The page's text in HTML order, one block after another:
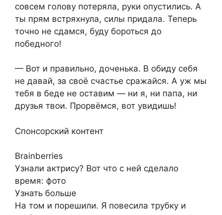
совсем голову потеряла, руки опустились. А
ты прям встряхнула, силы придала. Теперь
точно не сдамся, буду бороться до
победного!
— Вот и правильно, доченька. В обиду себя
не давай, за своё счастье сражайся. А уж мы
тебя в беде не оставим — ни я, ни папа, ни
друзья твои. Прорвёмся, вот увидишь!
Спонсорский контент
Brainberries
Узнали актрису? Вот что с ней сделало
время: фото
Узнать больше
На том и порешили. Я повесила трубку и